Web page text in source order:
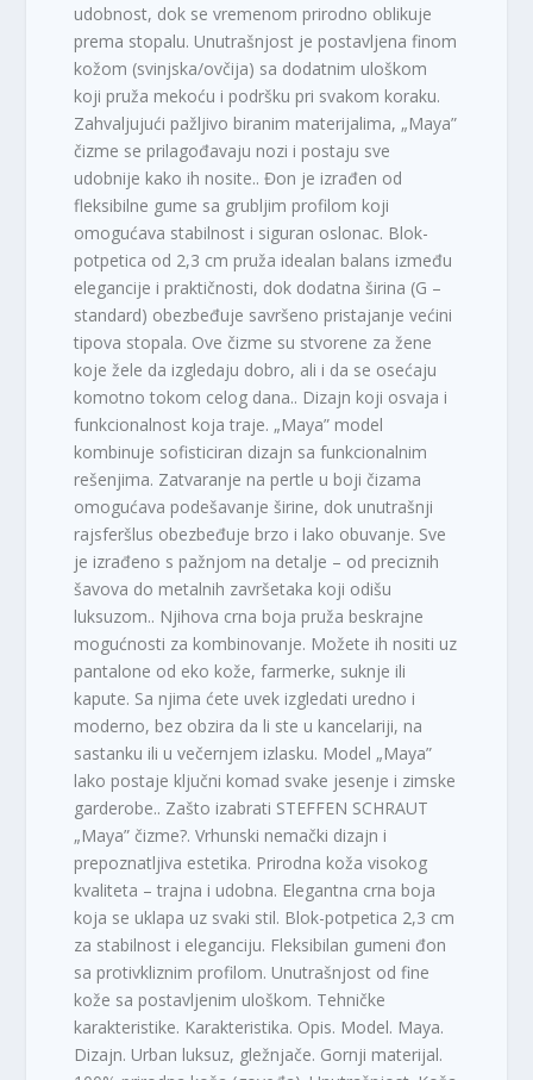
udobnost, dok se vremenom prirodno oblikuje
prema stopalu. Unutrašnjost je postavljena finom
kožom (svinjska/ovčija) sa dodatnim uloškom
koji pruža mekoću i podršku pri svakom koraku.
Zahvaljujući pažljivo biranim materijalima, „Maya”
čizme se prilagođavaju nozi i postaju sve
udobnije kako ih nosite.. Đon je izrađen od
fleksibilne gume sa grubljim profilom koji
omogućava stabilnost i siguran oslonac. Blok-
potpetica od 2,3 cm pruža idealan balans između
elegancije i praktičnosti, dok dodatna širina (G –
standard) obezbeđuje savršeno pristajanje većini
tipova stopala. Ove čizme su stvorene za žene
koje žele da izgledaju dobro, ali i da se osećaju
komotno tokom celog dana.. Dizajn koji osvaja i
funkcionalnost koja traje. „Maya” model
kombinuje sofisticiran dizajn sa funkcionalnim
rešenjima. Zatvaranje na pertle u boji čizama
omogućava podešavanje širine, dok unutrašnji
rajsferšlus obezbeđuje brzo i lako obuvanje. Sve
je izrađeno s pažnjom na detalje – od preciznih
šavova do metalnih završetaka koji odišu
luksuzom.. Njihova crna boja pruža beskrajne
mogućnosti za kombinovanje. Možete ih nositi uz
pantalone od eko kože, farmerke, suknje ili
kapute. Sa njima ćete uvek izgledati uredno i
moderno, bez obzira da li ste u kancelariji, na
sastanku ili u večernjem izlasku. Model „Maya”
lako postaje ključni komad svake jesenje i zimske
garderobe.. Zašto izabrati STEFFEN SCHRAUT
„Maya” čizme?. Vrhunski nemački dizajn i
prepoznatljiva estetika. Prirodna koža visokog
kvaliteta – trajna i udobna. Elegantna crna boja
koja se uklapa uz svaki stil. Blok-potpetica 2,3 cm
za stabilnost i eleganciju. Fleksibilan gumeni đon
sa protivkliznim profilom. Unutrašnjost od fine
kože sa postavljenim uloškom. Tehničke
karakteristike. Karakteristika. Opis. Model. Maya.
Dizajn. Urban luksuz, gležnjače. Gornji materijal.